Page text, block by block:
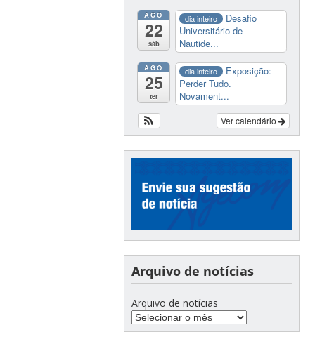
AGO
22
sáb
dia inteiro
Desafio
Universitário de
Nautide...
AGO
25
ter
dia inteiro
Exposição:
Perder Tudo.
Novament...
Ver calendário
Arquivo de notícias
Arquivo de notícias